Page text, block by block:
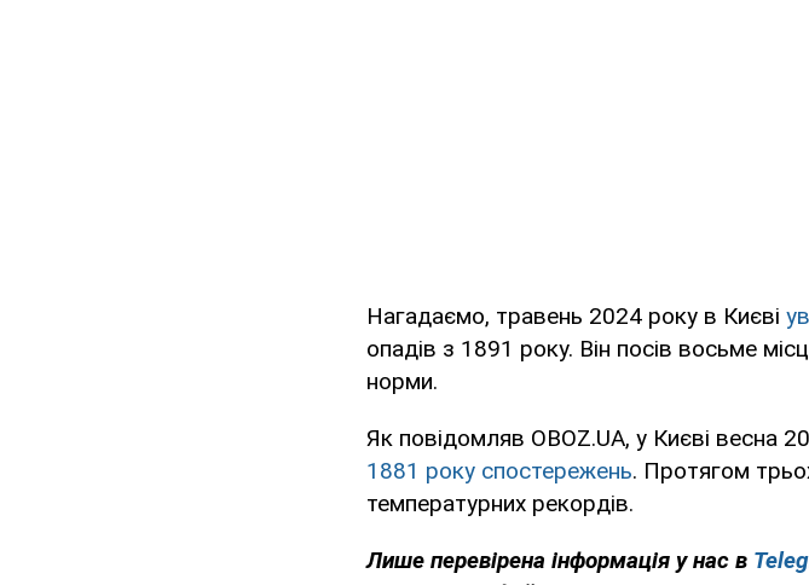
Нагадаємо, травень 2024 року в Києві
опадів з 1891 року. Він посів восьме
норми.
Як повідомляв OBOZ.UA, у Києві весна
1881 року спостережень. Протягом
температурних рекордів.
Лише перевірена інформація у нас в